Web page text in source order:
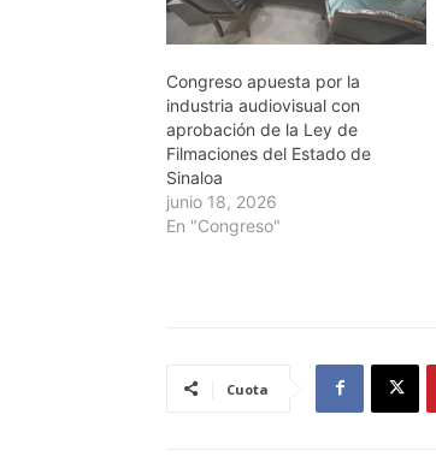
Congreso apuesta por la
industria audiovisual con
aprobación de la Ley de
Filmaciones del Estado de
Sinaloa
junio 18, 2026
En "Congreso"
Cuota